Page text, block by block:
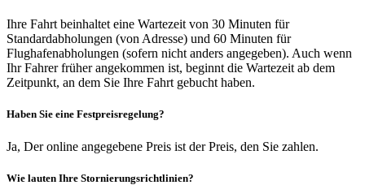
Ihre Fahrt beinhaltet eine Wartezeit von 30 Minuten für
Standardabholungen (von Adresse) und 60 Minuten für
Flughafenabholungen (sofern nicht anders angegeben). Auch wenn
Ihr Fahrer früher angekommen ist, beginnt die Wartezeit ab dem
Zeitpunkt, an dem Sie Ihre Fahrt gebucht haben.
Haben Sie eine Festpreisregelung?
Ja, Der online angegebene Preis ist der Preis, den Sie zahlen.
Wie lauten Ihre Stornierungsrichtlinien?